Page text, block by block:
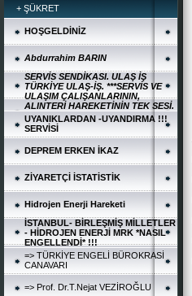
+ ŞÜKRET
HOŞGELDİNİZ
Abdurrahim BARIN
SERVİS SENDİKASI. ULAŞ İŞ
TÜRKİYE ULAŞ-İŞ. ***SERVİS VE
ULAŞIM ÇALIŞANLARININ,
ALINTERİ HAREKETİNİN TEK SESİ.
UYANIKLARDAN -UYANDIRMA !!!
SERVİSİ
DEPREM ERKEN İKAZ
ZİYARETÇİ İSTATİSTİK
Hidrojen Enerji Hareketi
İSTANBUL- BİRLEŞMİŞ MİLLETLER
- HİDROJEN ENERJİ MRK *NASIL
ENGELLENDİ* !!!
=> TÜRKİYE ENGELİ BÜROKRASİ
CANAVARI
=> Prof. Dr.T.Nejat VEZİROĞLU